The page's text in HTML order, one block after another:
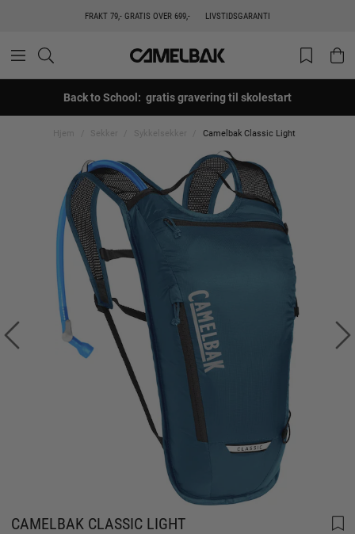
FRAKT 79,- GRATIS OVER 699,- LIVSTIDSGARANTI
Back to School: gratis gravering til skolestart
Hjem Sekker Sykkelsekker Camelbak Classic Light
CAMELBAK CLASSIC LIGHT